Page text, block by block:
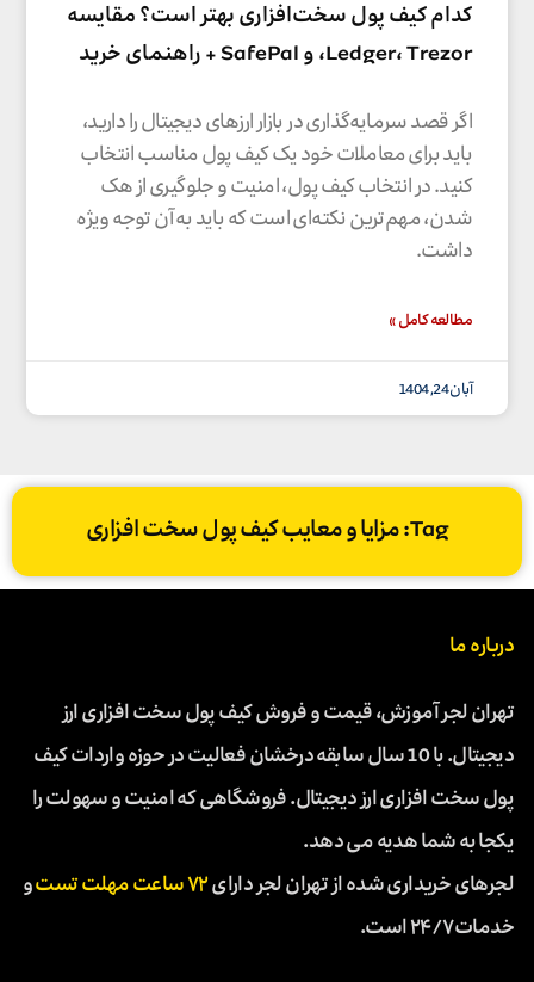
کدام کیف پول سخت‌افزاری بهتر است؟ مقایسه
Ledger، Trezor، و SafePal + راهنمای خرید
اگر قصد سرمایه‌گذاری در بازار ارزهای دیجیتال را دارید،
باید برای معاملات خود یک کیف پول مناسب انتخاب
کنید. در انتخاب کیف پول، امنیت و جلوگیری از هک
شدن، مهم‌ترین نکته‌ای است که باید به آن توجه ویژه
داشت.
مطالعه کامل »
آبان 24, 1404
Tag: مزایا و معایب کیف پول سخت افزاری
درباره ما
تهران لجر آموزش، قیمت و فروش کیف پول سخت افزاری ارز
دیجیتال. با 10 سال سابقه درخشان فعالیت در حوزه واردات کیف
پول سخت افزاری ارز دیجیتال. فروشگاهی که امنیت و سهولت را
یکجا به شما هدیه می دهد.
لجرهای خریداری شده از تهران لجر دارای۷۲ ساعت مهلت تست
و
خدمات ۲۴/۷ است.